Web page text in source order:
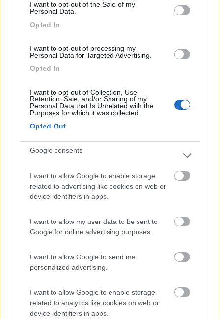
I want to opt-out of the Sale of my
Personal Data.
Opted In
I want to opt-out of processing my
Personal Data for Targeted Advertising.
Opted In
I want to opt-out of Collection, Use,
Retention, Sale, and/or Sharing of my
Personal Data that Is Unrelated with the
Purposes for which it was collected.
Opted Out
Google consents
I want to allow Google to enable storage
related to advertising like cookies on web or
device identifiers in apps.
I want to allow my user data to be sent to
Google for online advertising purposes.
I want to allow Google to send me
personalized advertising.
I want to allow Google to enable storage
related to analytics like cookies on web or
device identifiers in apps.
pcerini 07/01/2016 10:47
rimessaggio camper x locali.
Accessibilità
rc600r 08/11/2012 18:55
Tranquilla, molto vicina al centro storico
Caratteristiche Posizione
Segnalati nei dintorni
9 Camping Village Pappasole
Piombino(LI)